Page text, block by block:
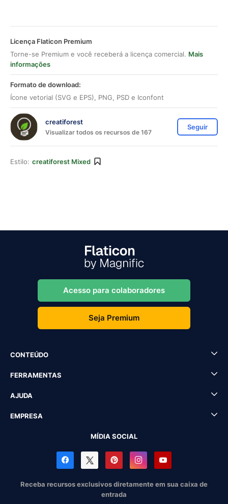
Licença Flaticon Premium
Torne-se Premium e você receberá a licença comercial. Mais
informações
Formato de download:
Ícone vetorial (SVG e EPS), PNG, PSD e Iconfont
creatiforest
Visualizar todos os recursos de 167
Seguir
Estilo: creatiforest Mixed
Acesso para colaboradores
Seja Premium
CONTEÚDO
FERRAMENTAS
AJUDA
EMPRESA
MÍDIA SOCIAL
Receba recursos exclusivos diretamente em sua caixa de
entrada